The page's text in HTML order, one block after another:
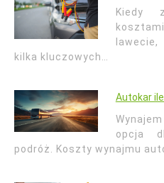
Kiedy
kilka kluczowych…
Autokar
opcja
podróż. Koszty wynajmu